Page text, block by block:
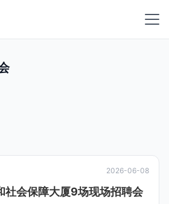
2026-06-08
社会保障大厦9场现场招聘会